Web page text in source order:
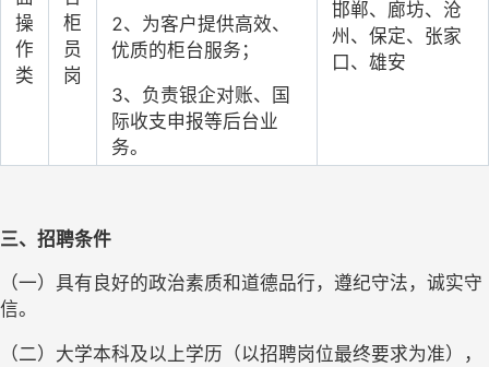
操
作
类
柜
员
岗
2、为客户提供高效、
优质的柜台服务；
3、负责银企对账、国
际收支申报等后台业
务。
邯郸、廊坊、沧
州、保定、张家
口、雄安
三、招聘条件
（一）具有良好的政治素质和道德品行，遵纪守法，诚实守
信。
（二）大学本科及以上学历（以招聘岗位最终要求为准），